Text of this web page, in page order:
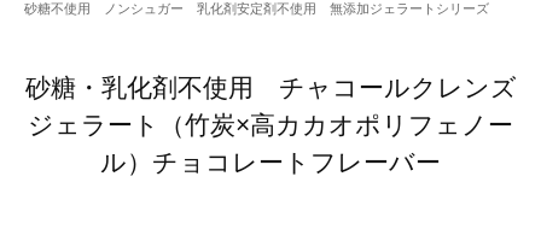
砂糖不使用 ノンシュガー 乳化剤安定剤不使用 無添加ジェラートシリーズ
砂糖・乳化剤不使用 チャコールクレンズ
ジェラート（竹炭×高カカオポリフェノー
ル）チョコレートフレーバー